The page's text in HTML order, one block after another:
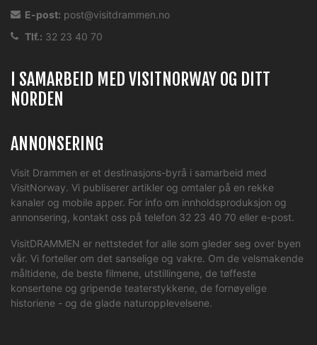
E-post: post@visitdrammen.no
Tlf.: 32 23 40 70
I SAMARBEID MED VISITNORWAY OG DITT
NORDEN
ANNONSERING
Visit Drammen er et destinasjons-byrå i samarbeid med
VisitNorway. Vi publiserer artikler og omtaler på en rekke
kanaler og mobile apper. For info om innholdsproduksjon og
annonsering, kontakt oss på telefon 32 23 40 70 eller e-post.
VisitDRAMMEN er nettstedet for alle som gleder seg over byen
vår. Vi forteller om det sanselige og vakre. Om de velsmakende
måltidene, de beste filmene, utstillingene, de tøffeste
konsertene og gripende teaterstykkene, de fornøyelige
historiene - og de glade naturopplevelsene.